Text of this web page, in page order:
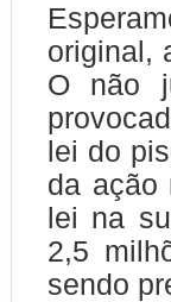
original,
O não
lei do
da ação
lei na
2,5
sendo